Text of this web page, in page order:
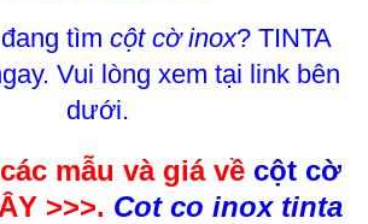
tìm cột cờ inox? TINTA
Vui lòng xem tại link bên
dưới.
mẫu và giá về cột cờ
>>>. Cot co inox tinta